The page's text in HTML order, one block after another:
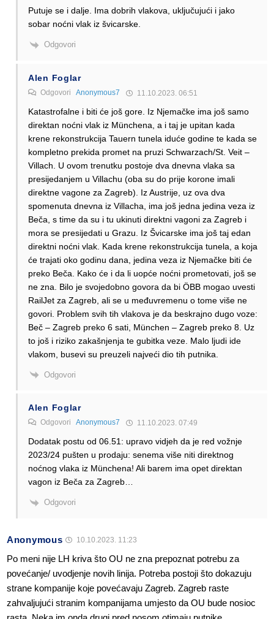
Putuje se i dalje. Ima dobrih vlakova, uključujući i jako
sobar noćni vlak iz švicarske.
Odgovori
Alen Foglar
Odgovori Anonymous7 11.10.2023. 06:51
Katastrofalne i biti će još gore. Iz Njemačke ima još samo
direktan noćni vlak iz Münchena, a i taj je upitan kada
krene rekonstrukcija Tauern tunela iduće godine te kada se
kompletno prekida promet na pruzi Schwarzach/St. Veit –
Villach. U ovom trenutku postoje dva dnevna vlaka sa
presijedanjem u Villachu (oba su do prije korone imali
direktne vagone za Zagreb). Iz Austrije, uz ova dva
spomenuta dnevna iz Villacha, ima još jedna jedina veza iz
Beča, s time da su i tu ukinuti direktni vagoni za Zagreb i
mora se presijedati u Grazu. Iz Švicarske ima još taj edan
direktni noćni vlak. Kada krene rekonstrukcija tunela, a koja
će trajati oko godinu dana, jedina veza iz Njemačke biti će
preko Beča. Kako će i da li uopće noćni prometovati, još se
ne zna. Bilo je svojedobno govora da bi ÖBB mogao uvesti
RailJet za Zagreb, ali se u međuvremenu o tome više ne
govori. Problem svih tih vlakova je da beskrajno dugo voze:
Beč – Zagreb preko 6 sati, München – Zagreb preko 8. Uz
to još i riziko zakašnjenja te gubitka veze. Malo ljudi ide
vlakom, busevi su preuzeli najveći dio tih putnika.
Odgovori
Alen Foglar
Odgovori Anonymous7 11.10.2023. 07:49
Dodatak postu od 06.51: upravo vidjeh da je red vožnje
2023/24 pušten u prodaju: senema više niti direktnog
noćnog vlaka iz Münchena! Ali barem ima opet direktan
vagon iz Beča za Zagreb…
Odgovori
Anonymous 10.10.2023. 11:23
Po meni nije LH kriva što OU ne zna prepoznat potrebu za
povećanje/ uvodjenje novih linija. Potreba postoji što dokazuju
strane kompanije koje povećavaju Zagreb. Zagreb raste
zahvaljujući stranim kompanijama umjesto da OU bude nosioc